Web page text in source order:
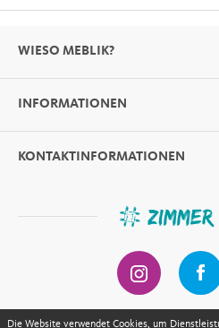
Format
WIESO MEBLIK?
INFORMATIONEN
KONTAKTINFORMATIONEN
Die Website verwendet Cookies, um